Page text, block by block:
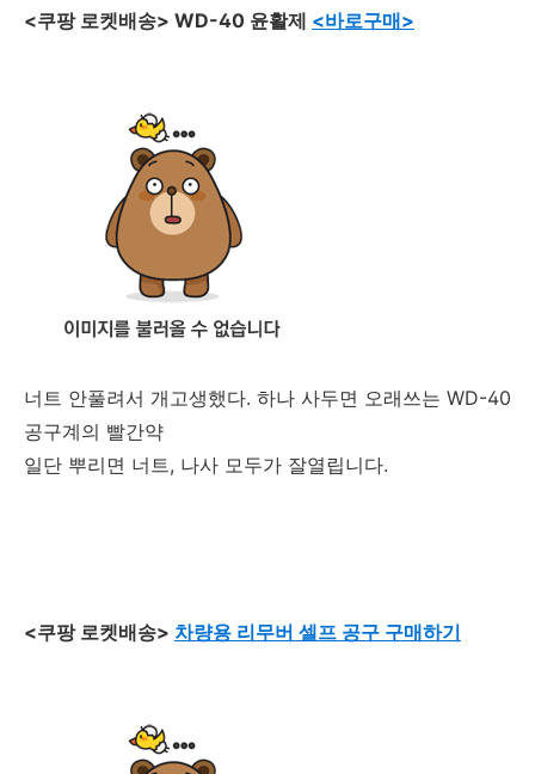
<쿠팡 로켓배송> WD-40 윤활제 <바로구매>
너트 안풀려서 개고생했다. 하나 사두면 오래쓰는 WD-40
공구계의 빨간약
일단 뿌리면 너트, 나사 모두가 잘열립니다.
<쿠팡 로켓배송> 차량용 리무버 셀프 공구 구매하기